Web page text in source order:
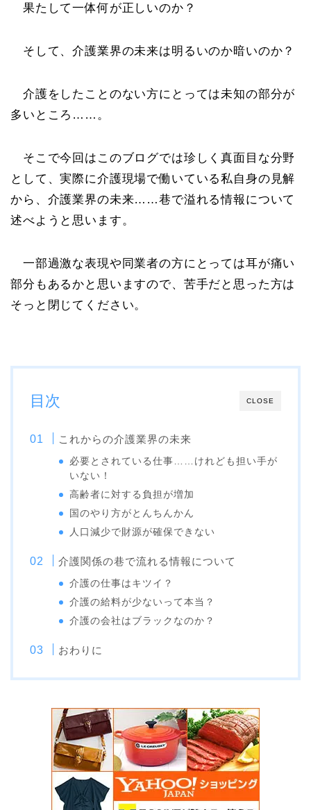
果たして一体何が正しいのか？
そして、介護業界の未来は明るいのか暗いのか？
介護をしたことのない方にとっては未知の部分が
多いところ……。
そこで今回はこのブログでは珍しく真面目な分野
として、実際に介護現場で働いている私自身の見解
から、介護業界の未来……巷で溢れる情報について
述べようと思います。
一部過激な表現や同業者の方にとっては耳が痛い
部分もあるかと思いますので、苦手だと思った方は
そっと閉じてください。
CLOSE
目次
これからの介護業界の未来
必要とされている仕事……けれども担い手が
いない！
高齢者に対する負担が増加
国のやり方がとんちんかん
人口減少で財源が確保できない
介護関係の巷で流れる情報について
介護の仕事はキツイ？
介護の給料が少ないって本当？
介護の会社はブラックなのか？
おわりに